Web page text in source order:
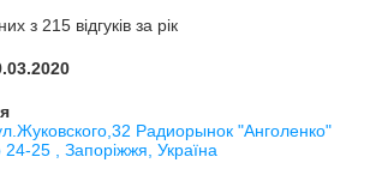
з 215 відгуків за рік
Радиорынок "Анголенко"
25 , Запоріжжя, Україна